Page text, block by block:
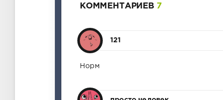
КОММЕНТАРИЕВ 7
121
Норм